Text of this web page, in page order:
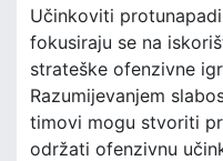
Učinkoviti
fokusiraju se na
strateške ofenzivne
Razumijevanjem
timovi mogu stvoriti
održati ofenzivnu